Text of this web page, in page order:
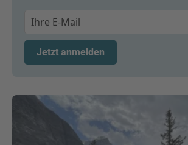
Jetzt anmelden